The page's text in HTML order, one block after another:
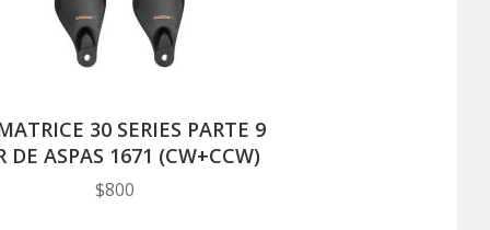
30 SERIES PARTE 9
DE ASPAS 1671 (CW+CCW)
$800